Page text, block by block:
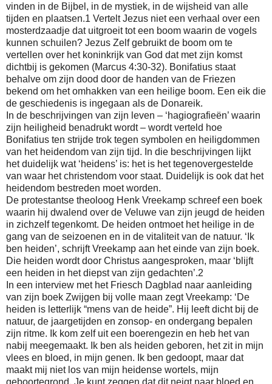
vinden in de Bijbel, in de mystiek, in de wijsheid van alle
tijden en plaatsen.1 Vertelt Jezus niet een verhaal over een
mosterdzaadje dat uitgroeit tot een boom waarin de vogels
kunnen schuilen? Jezus Zelf gebruikt de boom om te
vertellen over het koninkrijk van God dat met zijn komst
dichtbij is gekomen (Marcus 4:30-32). Bonifatius staat
behalve om zijn dood door de handen van de Friezen
bekend om het omhakken van een heilige boom. Een eik die
de geschiedenis is ingegaan als de Donareik.
In de beschrijvingen van zijn leven – ‘hagiografieën’ waarin
zijn heiligheid benadrukt wordt – wordt verteld hoe
Bonifatius ten strijde trok tegen symbolen en heiligdommen
van het heidendom van zijn tijd. In die beschrijvingen lijkt
het duidelijk wat ‘heidens’ is: het is het tegenovergestelde
van waar het christendom voor staat. Duidelijk is ook dat het
heidendom bestreden moet worden.
De protestantse theoloog Henk Vreekamp schreef een boek
waarin hij dwalend over de Veluwe van zijn jeugd de heiden
in zichzelf tegenkomt. De heiden ontmoet het heilige in de
gang van de seizoenen en in de vitaliteit van de natuur. ‘Ik
ben heiden’, schrijft Vreekamp aan het einde van zijn boek.
Die heiden wordt door Christus aangesproken, maar ‘blijft
een heiden in het diepst van zijn gedachten’.2
In een interview met het Friesch Dagblad naar aanleiding
van zijn boek Zwijgen bij volle maan zegt Vreekamp: ‘De
heiden is letterlijk “mens van de heide”. Hij leeft dicht bij de
natuur, de jaargetijden en zonsop- en ondergang bepalen
zijn ritme. Ik kom zelf uit een boerengezin en heb het van
nabij meegemaakt. Ik ben als heiden geboren, het zit in mijn
vlees en bloed, in mijn genen. Ik ben gedoopt, maar dat
maakt mij niet los van mijn heidense wortels, mijn
geboortegrond. Je kunt zeggen dat dit neigt naar bloed en